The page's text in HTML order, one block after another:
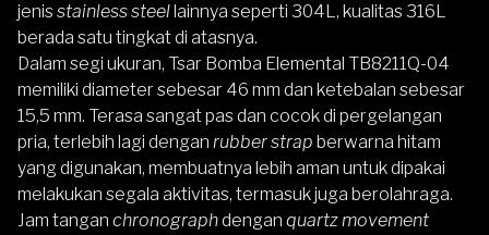
jenisstainless steel lainnya seperti 304L, kualitas 316L
berada satu tingkat di atasnya.
Dalam segi ukuran, Tsar Bomba Elemental TB8211Q-04
memiliki diameter sebesar 46 mm dan ketebalan sebesar
15,5 mm. Terasa sangat pas dan cocok di pergelangan
pria, terlebih lagi dengan rubberstrap berwarna hitam
yang digunakan, membuatnya lebih aman untuk dipakai
melakukan segala aktivitas, termasuk juga berolahraga.
Jam tangan chronographdengan quartz movement